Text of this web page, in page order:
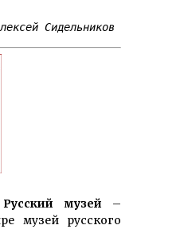
Сидельников
музей –
музей русского